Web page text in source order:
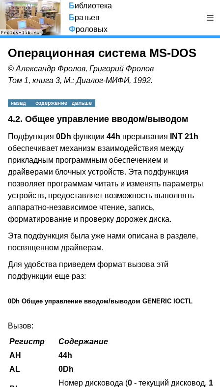
Библиотека
Братьев
Фроловых
Операционная система MS-DOS
© Александр Фролов, Григорий Фролов
Том 1, книга 3, М.: Диалог-МИФИ, 1992.
4.2. Общее управление вводом/выводом
Подфункция 0Dh функции 44h прерывания
INT 21h
обеспечивает механизм взаимодействия между
прикладным программным обеспечением и
драйверами блочных устройств. Эта подфункция
позволяет программам читать и изменять параметры
устройств, предоставляет возможность выполнять
аппаратно-независимое чтение, запись,
форматирование и проверку дорожек диска.
Эта подфункция была уже нами описана в разделе,
посвященном драйверам.
Для удобства приведем формат вызова этй
подфункции еще раз:
0Dh Общее управление вводом/выводом GENERIC IOCTL
Вызов:
Регистр
Содержание
AH
44h
AL
0Dh
Номер дисковода (0 - текущий дисковод, 1